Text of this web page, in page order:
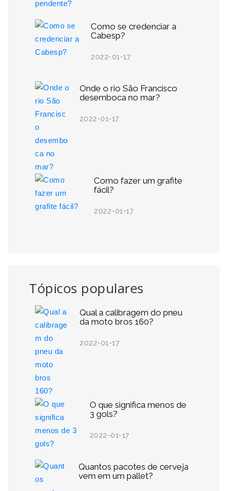
Como se credenciar a
Cabesp?
2022-01-17
Onde o rio São Francisco
desemboca no mar?
2022-01-17
Como fazer um grafite
fácil?
2022-01-17
Tópicos populares
Qual a calibragem do pneu
da moto bros 160?
2022-01-17
O que significa menos de
3 gols?
2022-01-17
Quantos pacotes de cerveja
vem em um pallet?